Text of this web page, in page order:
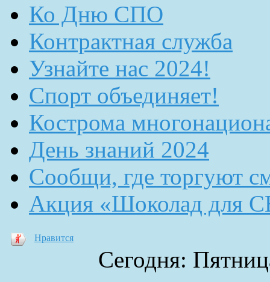
Ко Дню СПО
Контрактная служба
Узнайте нас 2024!
Спорт объединяет!
Кострома
День знаний 2024
Сообщи, где торгуют
Акция «Шоколад для
Нравится
Сегодня: